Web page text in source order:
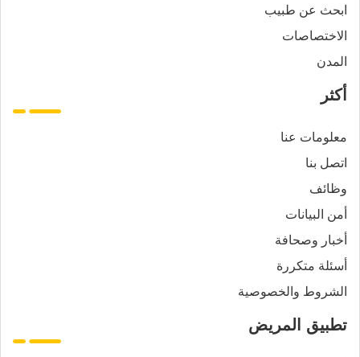
ابحث عن طبيب
الاختصاصات
المدن
أكثر
معلومات عنا
اتصل بنا
وظائف
أمن البيانات
أخبار وصحافة
أسئلة متكررة
الشروط والخصوصية
تطبيق المريض